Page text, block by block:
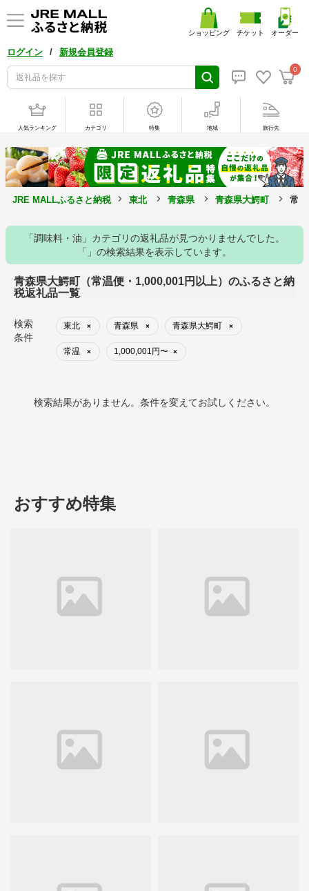
ログイン / 新規会員登録
0
ショッピング チケット オーダー
人気ランキング カテゴリ 特集 地域 旅行先
JRE MALLふるさと納税 東北 青森県 青森県大鰐町 常
「調味料・油」カテゴリの返礼品が見つかりませんでした。
「」の検索結果を表示しています。
青森県大鰐町（常温便・1,000,001円以上）のふるさと納
税返礼品一覧
検索
条件
東北 × 青森県 × 青森県大鰐町 ×
常温 × 1,000,001円〜 ×
検索結果がありません。条件を変えてお試しください。
おすすめ特集